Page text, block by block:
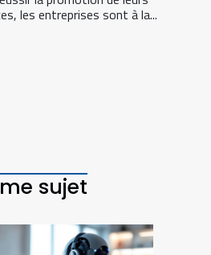
les entreprises sont à la...
sujet